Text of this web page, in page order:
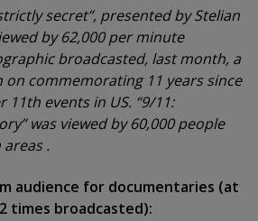
secret”, presented by Stelian
by 62,000 per minute
broadcasted, last month, a
on commemorating 11 years since
11th events in US. “9/11:
was viewed by 60,000 people
.
audience for documentaries (at
times broadcasted):